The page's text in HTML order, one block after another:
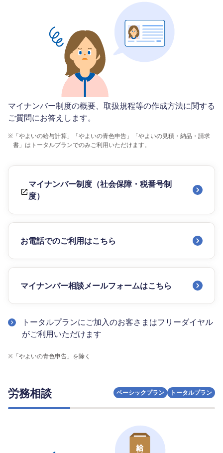
マイナンバー制度の概要、取扱規程等の作成方法に関する
ご質問にお答えします。
※ 「やよいの給与計算」「やよいの青色申告」「やよいの見積・納品・請求
書」はトータルプランでのみご利用いただけます。
マイナンバー制度（社会保障・税番号制
度）
お電話でのご利用はこちら
マイナンバー相談メールフォームはこちら
トータルプランにご加入のお客さまはフリーダイヤル
がご利用いただけます
※ 「やよいの青色申告」を除く
労務相談 ベーシックプラン トータルプラン